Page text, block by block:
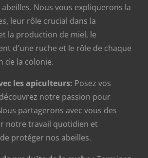
Nous vous expliquerons la
leur rôle crucial dans la
la production de miel, le
d'une ruche et le rôle de chaque
de la colonie.
les apiculteurs: Posez vos
notre passion pour
partagerons avec vous des
notre travail quotidien et
protéger nos abeilles.